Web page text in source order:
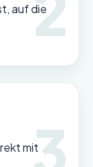
auf die
mit